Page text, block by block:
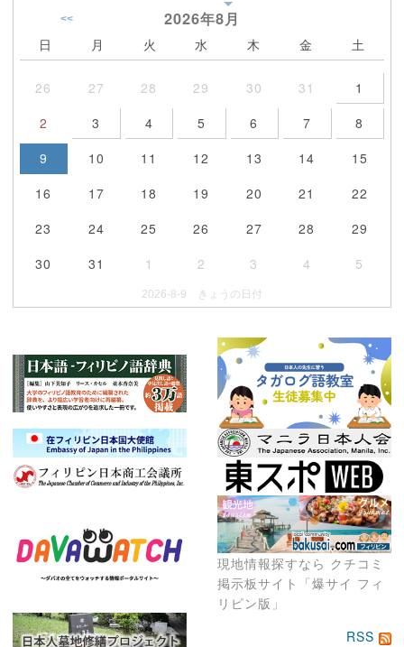
現地情報探すなら クチコミ
掲示板サイト「爆サイ フィ
リピン版」
2026年8月
<<
日 月 火 水 木 金 土
26 27 28 29 30 31
1
2
3 4 5 6 7
8
9
10 11 12 13 14
15
16
17 18 19 20 21
22
23
24 25 26 27 28
29
30
31 1 2 3 4 5
2026-8-9 きょうの日付
RSS